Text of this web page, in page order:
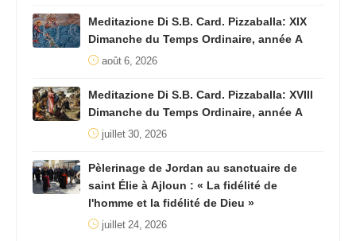
Meditazione Di S.B. Card. Pizzaballa: XIX
Dimanche du Temps Ordinaire, année A
août 6, 2026
Meditazione Di S.B. Card. Pizzaballa: XVIII
Dimanche du Temps Ordinaire, année A
juillet 30, 2026
Pèlerinage de Jordan au sanctuaire de
saint Élie à Ajloun : « La fidélité de
l'homme et la fidélité de Dieu »
juillet 24, 2026